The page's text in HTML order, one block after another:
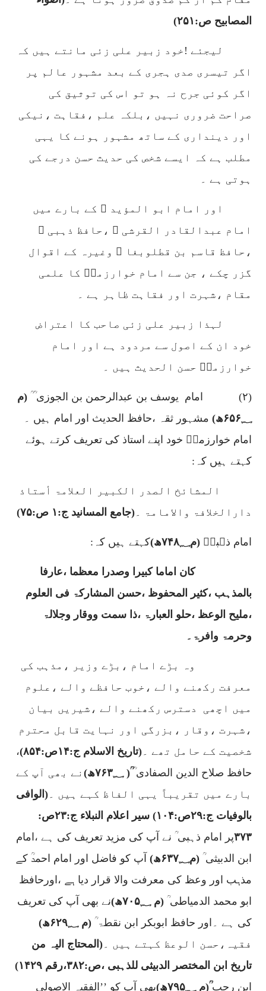
المصابیح ص: ۲۵۱)
لیجئے !خود زبیر علی زئی مانتے ہیں کہ
اگر تیسری صدی ہجری کے بعد مشہور عالم پر
اگر کوئی جرح نہ ہو تو اس کی توثیق کی
صراحت ضروری نہیں ،بلکہ علم ،فقاہت ،نیکی
اور دینداری کے ساتھ مشہور ہونے کا یہی
مطلب ہے کہ ایسے شخص کی حدیث حسن درجے کی
ہوتی ہے ۔
اور امام ابو المؤید ؒ کے بارے میں
امام عبدالقادر القرشی ؒ ،حافظ ذہبی ؒ
،حافظ قاسم بن قطلوبغا ؒ وغیرہ کے اقوال
گزر چکے ، جن سے امام خوارزمیؒ کا علمی
مقام ،شہرت اور فقاہت ظاہر ہے ۔
لہذا زبیر علی زئی صاحب کا اعتراض
خود ان کے اصول سے مردود ہے اور امام
خوارزمیؒ حسن الحدیث ہیں ۔
(۲) امام یوسف بن عبدالرحمن بن الجوزی ؒ ؒ (م
۶۵۶؁ھ) مشہور ثقہ ،حافظ الحدیث اور امام ہیں ۔
امام خوارزمیؒ خود اپنے استاذ کی تعریف کرتے ہوئے
کہتے ہیں کہ:
المشائخ الصدر الکبیر العلامۃ أستاذ
دارالخلافۃ والامامۃ ۔(جامع المسانید ج: ۱ ص:۷۵)
امام ذہبیؒ (م۷۴۸؁ھ)کہتے ہیں کہ:
کان اماما کبیرا وصدرا معظما ،عارفا
بالمذہب ،کثیر المحفوظ ،حسن المشارکۃ فی العلوم
،ملیح الوعظ ،حلو العبارۃ ،ذا سمت ووقار وجلالۃ
وحرمۃ وافرۃ۔
وہ بڑے امام ،بڑے وزیر ،مذہب کی
معرفت رکھنے والے ،خوب حافظے والے ،علوم
میں اچھی
دسترس رکھنے والے ،شیریں بیان
،شہرت ،وقار ،بزرگی اور نہایت قابل محترم
شخصیت کے حامل تھے ۔(تاریخ الاسلام ج:۱۴ص:۸۵۴) ،
حافظ صلاح الدین الصفادی ؒؒ(۷۶۳؁ھ) نے بھی آپ کے
بارے میں تقریباً یہی الفاظ کہے ہیں ۔(الوافی
بالوفیات ج:۲۹ص:۱۰۴) سیر اعلام النبلاء ج:۲۳ص:
۳۷۳پر امام ذہبی ؒ نے آپ کی مزید تعریف کی ہے ،امام
ابن الدبیثیؒ (م۶۳۷؁ھ) آپ کو فاضل اور امام احمدؒ کے
مذہب اور وعظ کی معرفت والا قرار دیا ہے ،اورحافظ
ابو محمد الدمیاطی ؒ (م۷۰۵؁ھ)نے بھی آپ کی تعریف
کی ہے ۔اور حافظ ابوبکر ابن نقطۃؒ (م۶۲۹؁ھ)
فقیہ،حسن الوعظ کہتے ہیں ۔(المحتاج الیہ من
تاریخ ابن المختصر الدبیثی للذہبی ،ص:۳۸۲،رقم ۱۴۲۹)
ابن رجبؒ(م۷۹۵؁ھ)بھی آپ کو ’’الفقیہ الاصولی